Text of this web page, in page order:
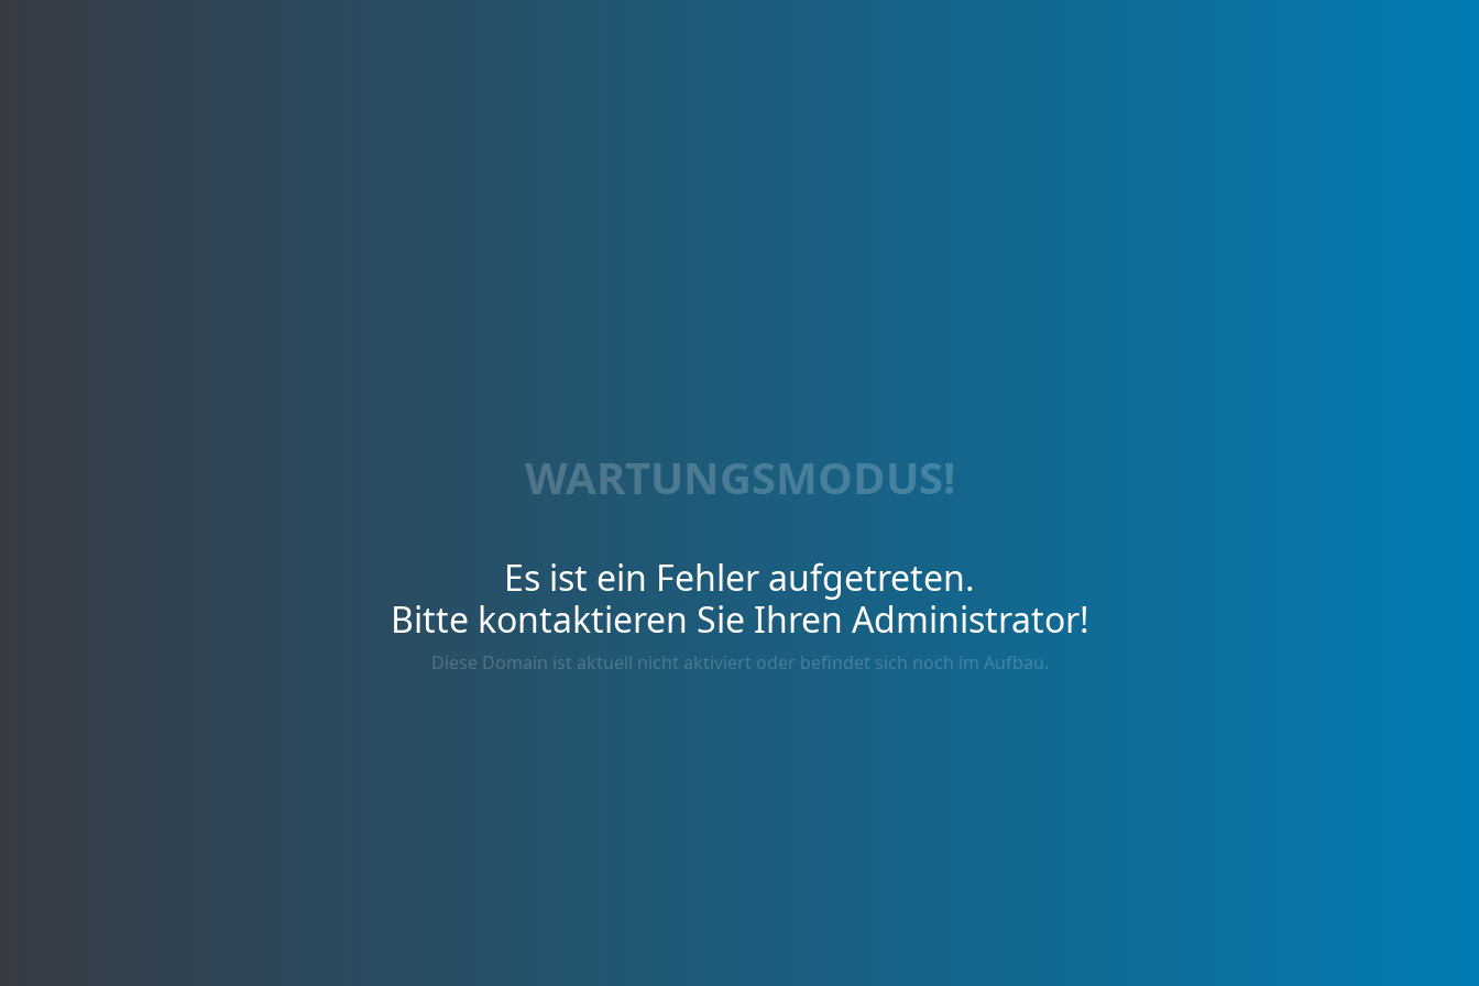
WARTUNGSMODUS!
Es ist ein Fehler aufgetreten.
Bitte kontaktieren Sie Ihren Administrator!
Diese Domain ist aktuell nicht aktiviert oder befindet sich noch im Aufbau.